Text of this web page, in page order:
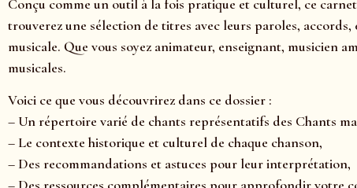
Conçu comme un outil à la fois pratique et culturel, ce
trouverez une sélection de titres avec leurs paroles,
musicale. Que vous soyez animateur, enseignant, musicien
musicales.
Voici ce que vous découvrirez dans ce dossier :
– Un répertoire varié de chants représentatifs des Chants
– Le contexte historique et culturel de chaque chanson,
– Des recommandations et astuces pour leur interprétation,